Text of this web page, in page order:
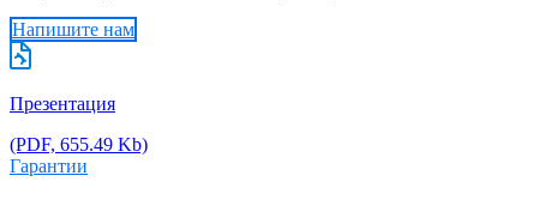
Напишите нам
Презентация
(PDF, 655.49 Kb)
Гарантии